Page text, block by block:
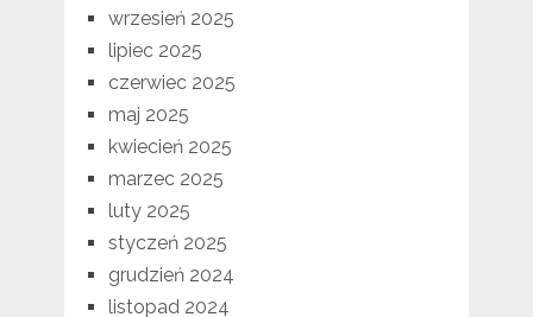
wrzesień 2025
lipiec 2025
czerwiec 2025
maj 2025
kwiecień 2025
marzec 2025
luty 2025
styczeń 2025
grudzień 2024
listopad 2024